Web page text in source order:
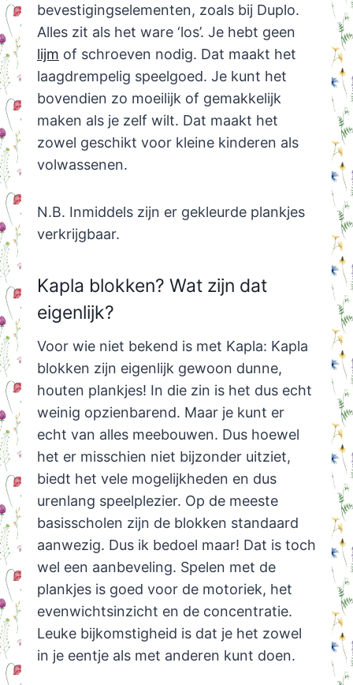
bevestigingselementen, zoals bij Duplo.
Alles zit als het ware ‘los’. Je hebt geen
lijm of schroeven nodig. Dat maakt het
laagdrempelig speelgoed. Je kunt het
bovendien zo moeilijk of gemakkelijk
maken als je zelf wilt. Dat maakt het
zowel geschikt voor kleine kinderen als
volwassenen.
N.B. Inmiddels zijn er gekleurde plankjes
verkrijgbaar.
Kapla blokken? Wat zijn dat
eigenlijk?
Voor wie niet bekend is met Kapla: Kapla
blokken zijn eigenlijk gewoon dunne,
houten plankjes! In die zin is het dus echt
weinig opzienbarend. Maar je kunt er
echt van alles meebouwen. Dus hoewel
het er misschien niet bijzonder uitziet,
biedt het vele mogelijkheden en dus
urenlang speelplezier. Op de meeste
basisscholen zijn de blokken standaard
aanwezig. Dus ik bedoel maar! Dat is toch
wel een aanbeveling. Spelen met de
plankjes is goed voor de motoriek, het
evenwichtsinzicht en de concentratie.
Leuke bijkomstigheid is dat je het zowel
in je eentje als met anderen kunt doen.